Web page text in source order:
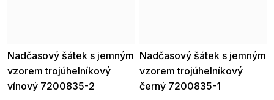
Nadčasový šátek s jemným
vzorem trojúhelníkový
vínový 7200835-2
Nadčasový šátek s jemným
vzorem trojúhelníkový
černý 7200835-1